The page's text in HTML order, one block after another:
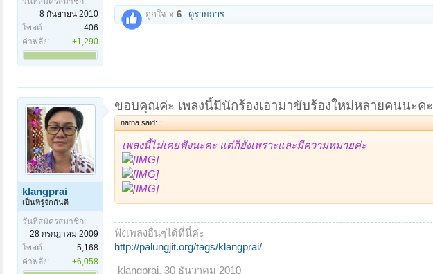
8 กันยายน 2010
โพสต์:
406
ค่าพลัง:
+1,290
ถูกใจ x 6 ดูรายการ
klangprai
เป็นที่รู้จักกันดี
วันที่สมัครสมาชิก:
28 กรกฎาคม 2009
โพสต์:
5,168
ค่าพลัง:
+6,058
ขอบคุณค่ะ เพลงนี้มีนักร้องเอามาขับร้องใหม่หลายคนนะคะ
natna said: ↑
เพลงนี้ไม่เคยฟังนะคะ แต่ก็ยังเพราะและมีความหมายค่ะ
ฟังเพลงอื่นๆได้ที่นี่ค่ะ
http://palungjit.org/tags/klangprai/
klangprai, 30 ธันวาคม 2010